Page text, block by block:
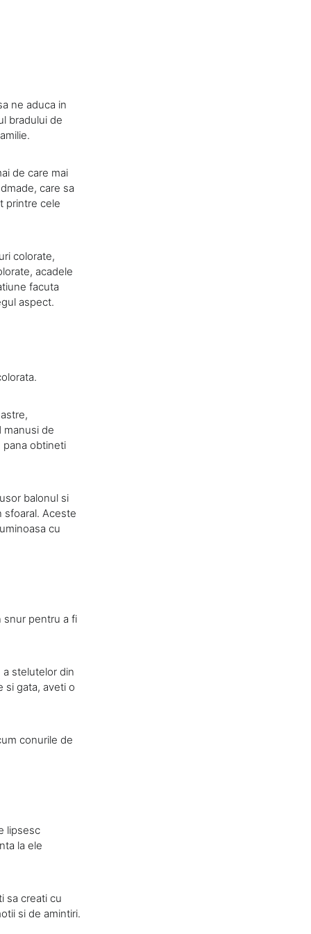
ne aduca in
bradului de
de care mai
care sa
printre cele
colorate,
acadele
facuta
aspect.
manusi de
pana obtineti
balonul si
sfoaral. Aceste
cu
snur pentru a fi
stelutelor din
si gata, aveti o
conurile de
lipsesc
la ele
sa creati cu
si de amintiri.